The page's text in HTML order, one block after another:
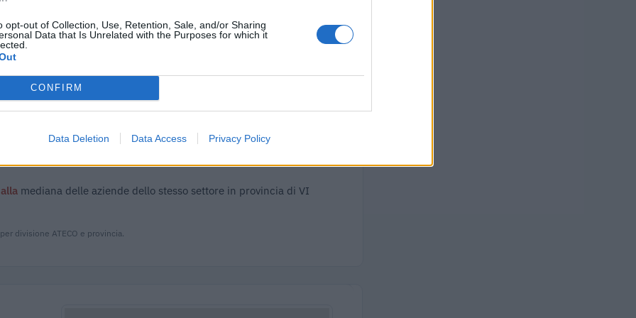
opt-out of Collection, Use, Retention, Sale, and/or Sharing
Data that Is Unrelated with the Purposes for which it
CONFIRM
Data Deletion Data Access Privacy Policy
a seguito della crisi economica
mo
entrate
a seguito della crisi economica
mo
– Open Data, licenza IODL 2.0. Dati aggiornati al 2026-07-02.
mediana delle aziende dello stesso settore in provincia di VI
divisione ATECO e provincia.